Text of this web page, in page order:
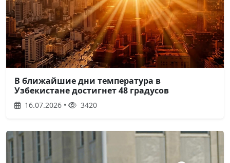
В ближайшие дни температура в
Узбекистане достигнет 48 градусов
16.07.2026 • 3420